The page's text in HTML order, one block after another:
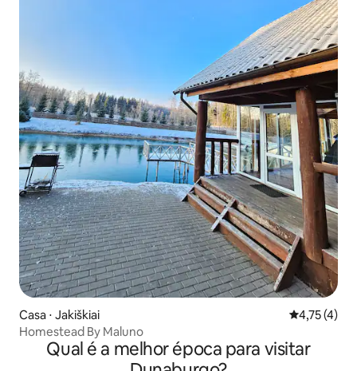
Casa ⋅ Jakiškiai 4,75 de
4,75 (4)
Homestead By Maluno
Qual é a melhor época para visitar